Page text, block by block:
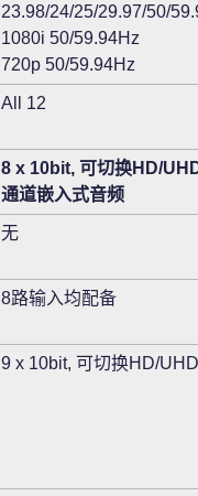
23.98/24/25/29.97/50/
1080i 50/59.94Hz
720p 50/59.94Hz
All 12
8 x 10bit, 可切换HD/
通道嵌入式音频
无
8路输入均配备
9 x 10bit, 可切换HD/UHD